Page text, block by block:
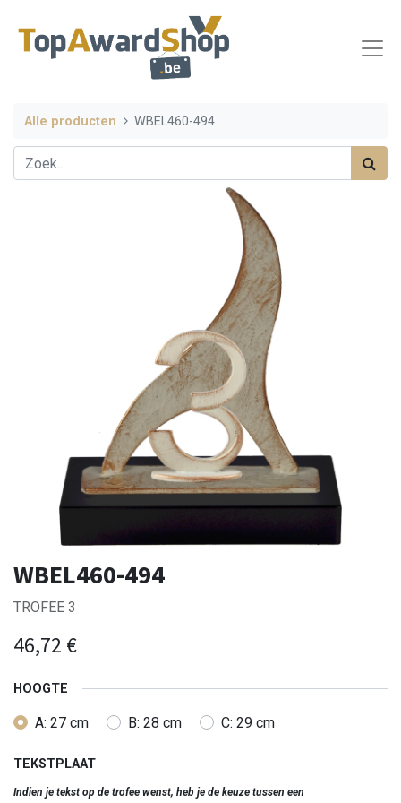
Alle producten WBEL460-494
WBEL460-494
TROFEE 3
46,72 €
HOOGTE
A: 27 cm B: 28 cm C: 29 cm
TEKSTPLAAT
Indien je tekst op de trofee wenst, heb je de keuze tussen een